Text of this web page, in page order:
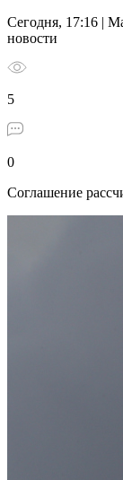
Сегодня, 17:16 |
новости
5
0
Соглашение